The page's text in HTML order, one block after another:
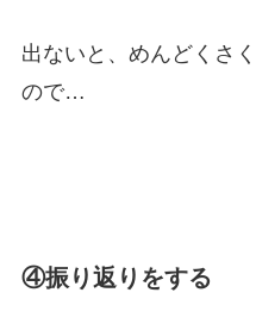
出ないと、めんどくさ
ので…
④振り返りをする